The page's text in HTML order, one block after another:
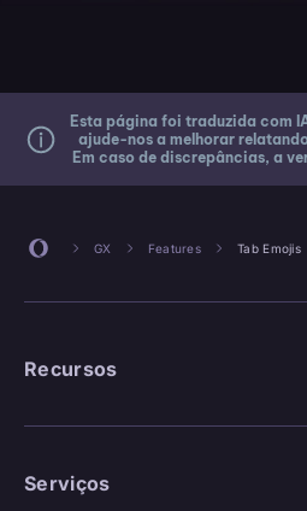
Esta página foi traduzida com
ajude-nos a melhorar
Em caso de discrepâncias, a
GX Features Tab Emojis
Recursos
Serviços